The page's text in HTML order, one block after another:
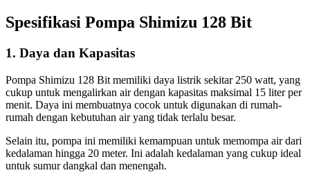
Spesifikasi Pompa Shimizu 128 Bit
1. Daya dan Kapasitas
Pompa Shimizu 128 Bit memiliki daya listrik sekitar 250 watt, yang
cukup untuk mengalirkan air dengan kapasitas maksimal 15 liter per
menit. Daya ini membuatnya cocok untuk digunakan di rumah-
rumah dengan kebutuhan air yang tidak terlalu besar.
Selain itu, pompa ini memiliki kemampuan untuk memompa air dari
kedalaman hingga 20 meter. Ini adalah kedalaman yang cukup ideal
untuk sumur dangkal dan menengah.